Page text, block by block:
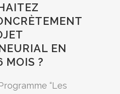
EN
MOIS ?
“Les